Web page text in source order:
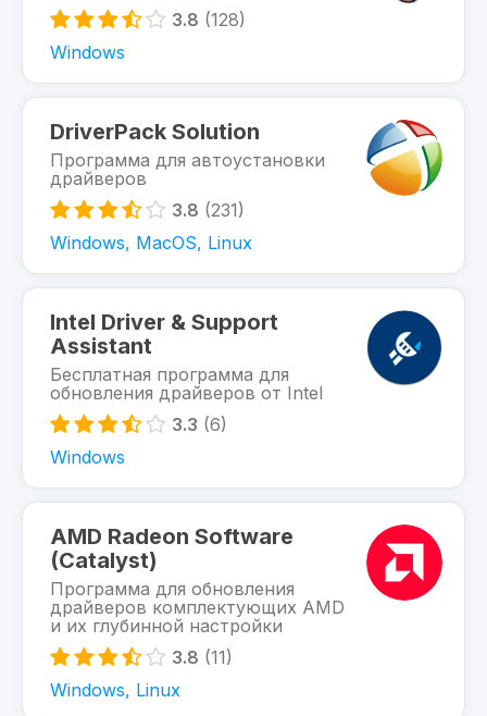
3.8 (128)
Windows
DriverPack Solution
Программа для автоустановки
драйверов
3.8 (231)
Windows, MacOS, Linux
Intel Driver & Support
Assistant
Бесплатная программа для
обновления драйверов от Intel
3.3 (6)
Windows
AMD Radeon Software
(Catalyst)
Программа для обновления
драйверов комплектующих AMD
и их глубинной настройки
3.8 (11)
Windows, Linux